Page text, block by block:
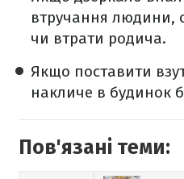
втручання людини,
чи втрати родича.
Якщо поставити
накличе в будинок
Пов'язані теми: